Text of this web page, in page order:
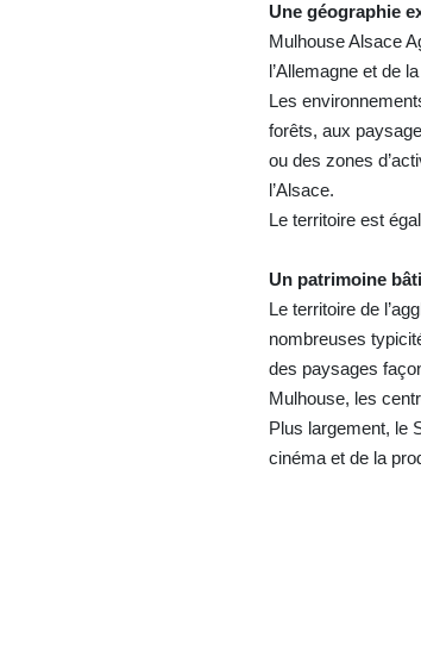
Une géographie
Mulhouse Alsace
l’Allemagne et de
Les
forêts, aux
ou des zones
l’Alsace.
Le territoire est
Un patrimoine
Le territoire de
nombreuses
des paysages
Mulhouse, les
Plus largement, le
cinéma et de la